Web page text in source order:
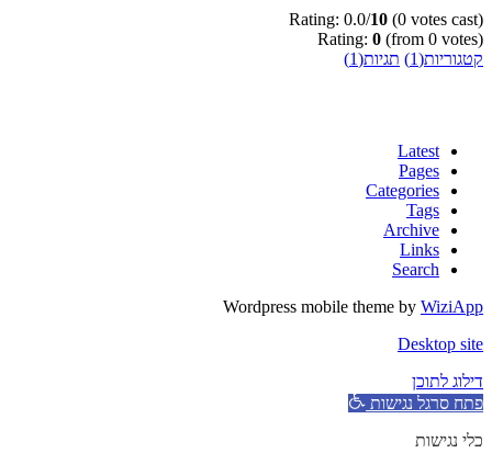
Rating: 0.0/10 (0 votes cast)
Rating: 0 (from 0 votes)
קטגוריות(1)
תגיות(1)
Latest
Pages
Categories
Tags
Archive
Links
Search
Wordpress mobile theme by WiziApp
Desktop site
דילוג לתוכן
פתח סרגל נגישות
כלי נגישות